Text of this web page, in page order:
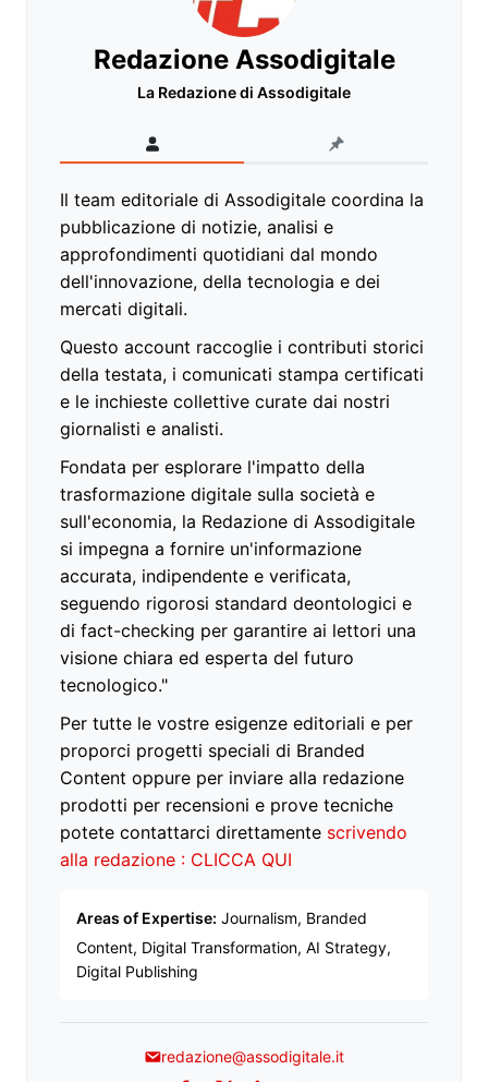
Redazione Assodigitale
La Redazione di Assodigitale
Il team editoriale di Assodigitale coordina la
pubblicazione di notizie, analisi e
approfondimenti quotidiani dal mondo
dell'innovazione, della tecnologia e dei
mercati digitali.
Questo account raccoglie i contributi storici
della testata, i comunicati stampa certificati
e le inchieste collettive curate dai nostri
giornalisti e analisti.
Fondata per esplorare l'impatto della
trasformazione digitale sulla società e
sull'economia, la Redazione di Assodigitale
si impegna a fornire un'informazione
accurata, indipendente e verificata,
seguendo rigorosi standard deontologici e
di fact-checking per garantire ai lettori una
visione chiara ed esperta del futuro
tecnologico."
Per tutte le vostre esigenze editoriali e per
proporci progetti speciali di Branded
Content oppure per inviare alla redazione
prodotti per recensioni e prove tecniche
potete contattarci direttamente scrivendo
alla redazione : CLICCA QUI
Areas of Expertise: Journalism, Branded
Content, Digital Transformation, AI Strategy,
Digital Publishing
redazione@assodigitale.it